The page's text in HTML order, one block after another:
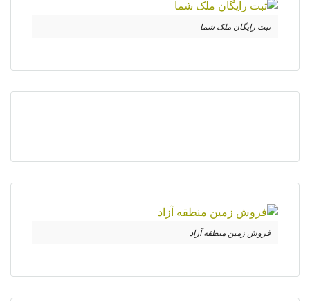
ثبت رایگان ملک شما
فروش زمین منطقه آزاد